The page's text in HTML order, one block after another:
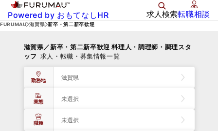
Powered by おもてなしHR 求人検索転職相談
FURUMAU 滋賀県 新卒・第二新卒歓迎
滋賀県／新卒・第二新卒歓迎 料理人・調理師・調理スタ
ッフ 求人・転職・募集情報一覧
勤務地 滋賀県
業態 未選択
職種 未選択